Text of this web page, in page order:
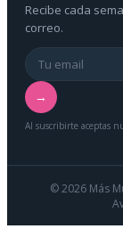
Recibe cada
correo.
→
Al suscribirte aceptas
© 2026 Más